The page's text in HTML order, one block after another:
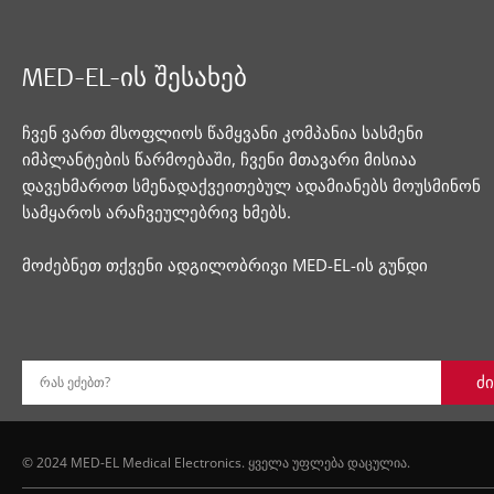
MED-EL-ის შესახებ
ჩვენ ვართ მსოფლიოს წამყვანი კომპანია სასმენი
იმპლანტების წარმოებაში, ჩვენი მთავარი მისიაა
დავეხმაროთ სმენადაქვეითებულ ადამიანებს მოუსმინონ
სამყაროს არაჩვეულებრივ ხმებს.
მოძებნეთ თქვენი ადგილობრივი MED-EL-ის გუნდი
რას ეძებთ?
© 2024 MED-EL Medical Electronics. ყველა უფლება დაცულია.